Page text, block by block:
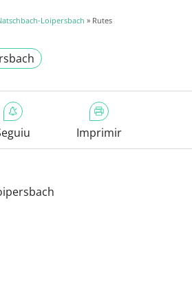
Loipersbach » Rutes
Imprimir